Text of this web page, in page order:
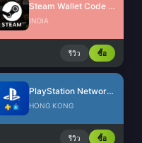
Steam Wallet Code (INR)
INDIA
รีวิว ซื้อ
PlayStation Network Card (HK)
HONG KONG
รีวิว ซื้อ